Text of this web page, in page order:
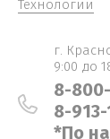
Технологии
г.
9:00 до
8-
8-
*По